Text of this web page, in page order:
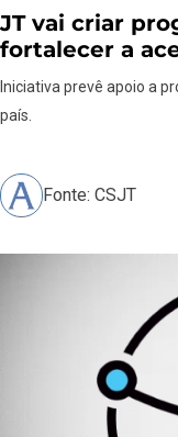
JT vai criar
fortalecer a
Iniciativa prevê apoio a
país.
Fonte: CSJT